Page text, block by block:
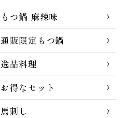
もつ鍋 麻辣味
通販限定もつ鍋
逸品料理
お得なセット
馬刺し